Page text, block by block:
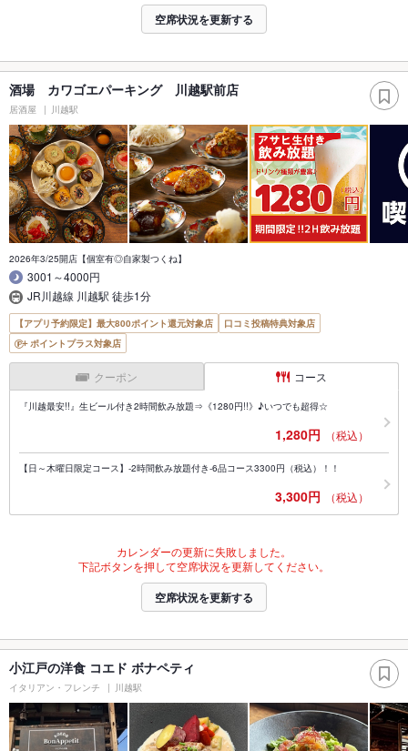
空席状況を更新する
酒場 カワゴエパーキング 川越駅前店
居酒屋 川越駅
2026年3/25開店【個室有◎自家製つくね】
3001～4000円
JR川越線 川越駅 徒歩1分
【アプリ予約限定】最大800ポイント還元対象店
口コミ投稿特典対象店
ポイントプラス対象店
クーポン コース
『川越最安!!』生ビール付き2時間飲み放題⇒《1280円!!》♪いつでも超得☆
1,280円 （税込）
【日～木曜日限定コース】-2時間飲み放題付き-6品コース3300円（税込）！！
3,300円 （税込）
カレンダーの更新に失敗しました。
下記ボタンを押して空席状況を更新してください。
空席状況を更新する
小江戸の洋食 コエド ボナペティ
イタリアン・フレンチ 川越駅